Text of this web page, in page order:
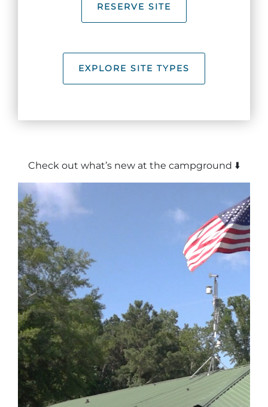
Festivales y eventos
Adventure Outpost
RESERVE SITE
EXPLORE SITE TYPES
Check out what’s new at the campground ⬇️